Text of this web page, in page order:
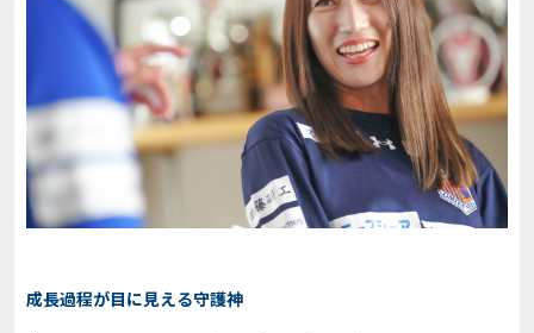
成長過程が目に見える守護神